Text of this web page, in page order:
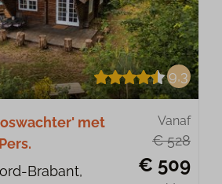
9,3
Vanaf
€ 528
€ 509
met
Brabant,